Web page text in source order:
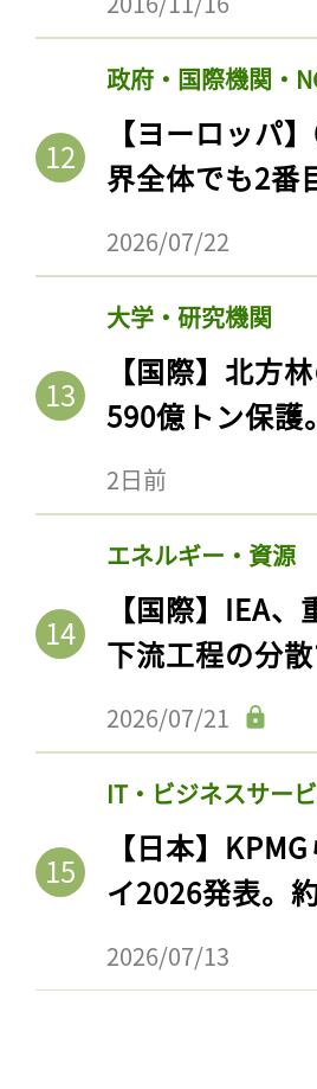
政府・国際機関・
【ヨーロッパ
界全体でも2番
2026/07/22
大学・研究機関
【国際】北方
590億トン保護
2日前
エネルギー・資源
【国際】IEA
下流工程の分
2026/07/21
IT・ビジネスサー
【日本】
イ2026発表。
2026/07/13